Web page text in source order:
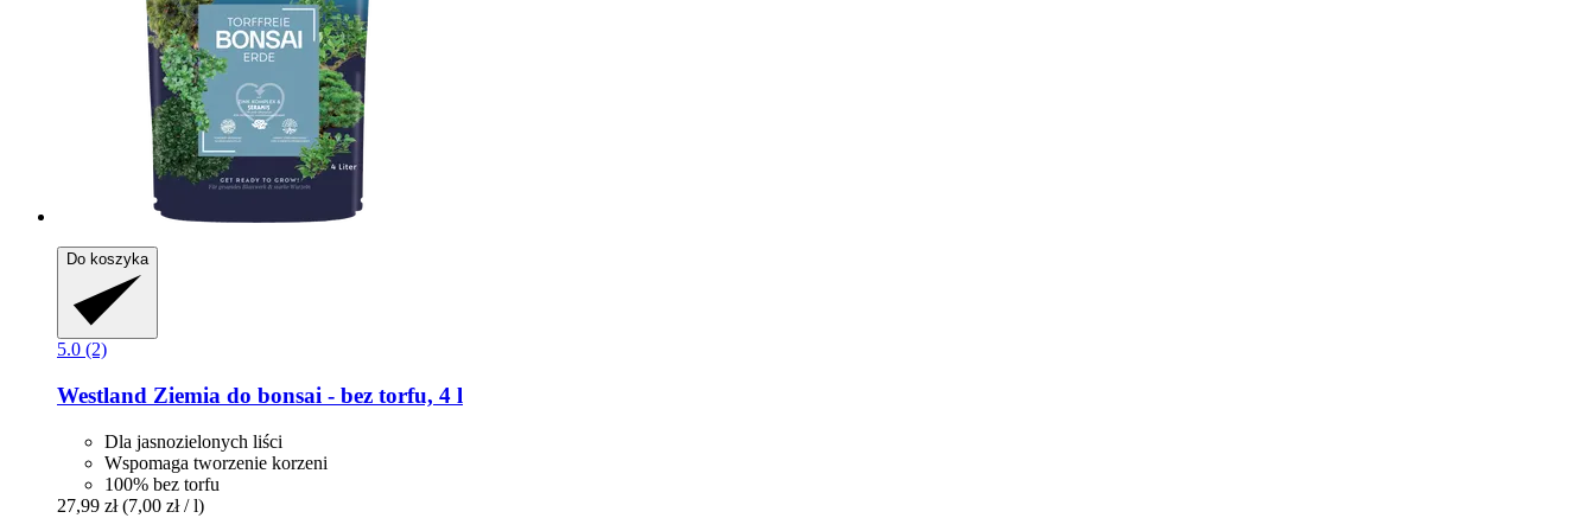
Do koszyka
5.0 (2)
Westland Ziemia do bonsai -​ bez torfu, 4 l
Dla jasnozielonych liści
Wspomaga tworzenie korzeni
100% bez torfu
27,99 zł (7,00 zł / l)